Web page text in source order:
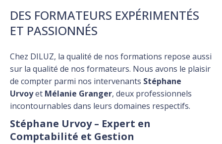
DES FORMATEURS EXPÉRIMENTÉS
ET PASSIONNÉS
Chez DILUZ, la qualité de nos formations repose aussi
sur la qualité de nos formateurs. Nous avons le plaisir
de compter parmi nos intervenants Stéphane
Urvoyet Mélanie Granger, deux professionnels
incontournables dans leurs domaines respectifs.
Stéphane Urvoy – Expert en
Comptabilité et Gestion